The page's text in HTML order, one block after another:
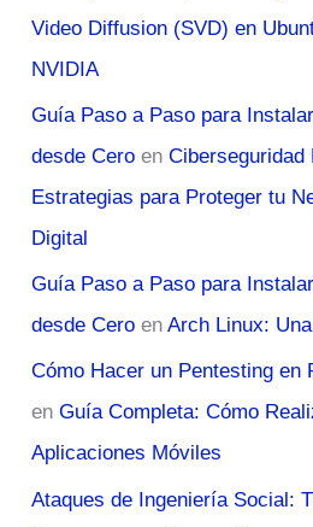
Video Diffusion (SVD) en
NVIDIA
Guía Paso a Paso para
desde Cero enCiberseguridad
Estrategias para Proteger tu
Digital
Guía Paso a Paso para
desde Cero enArch Linux:
Cómo Hacer un Pentesting en
enGuía Completa: Cómo
Aplicaciones Móviles
Ataques de Ingeniería Social: